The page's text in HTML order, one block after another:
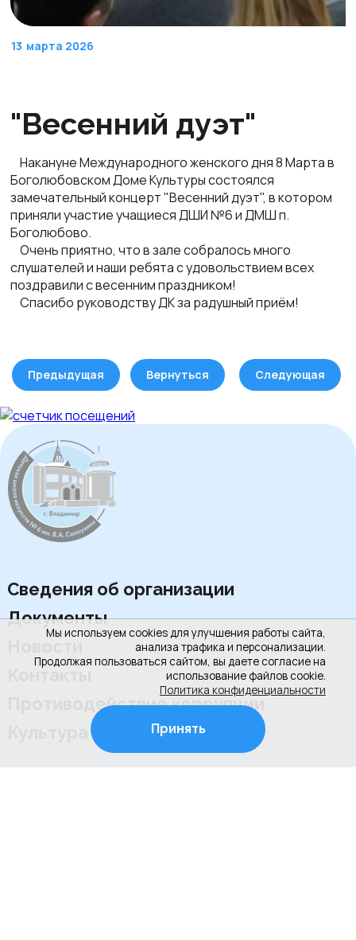
Мы используем cookies для улучшения работы сайта,
анализа трафика и персонализации.
Продолжая пользоваться сайтом, вы даете согласие на
использование файлов cookie.
Политика конфиденциальности
Принять
13 марта 2026
"Весенний дуэт"
Накануне Международного женского дня 8 Марта в
Боголюбовском Доме Культуры состоялся
замечательный концерт "Весенний дуэт", в котором
приняли участие учащиеся ДШИ №6 и ДМШ п.
Боголюбово.
Очень приятно, что в зале собралось много
слушателей и наши ребята с удовольствием всех
поздравили с весенним праздником!
Спасибо руководству ДК за радушный приём!
Предыдущая Вернуться Следующая
Сведения об организации
Документы
Контакты
Противодействие коррупции
Культура РФ